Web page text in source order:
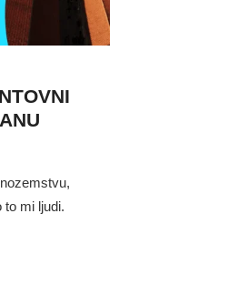
mi ljudi.